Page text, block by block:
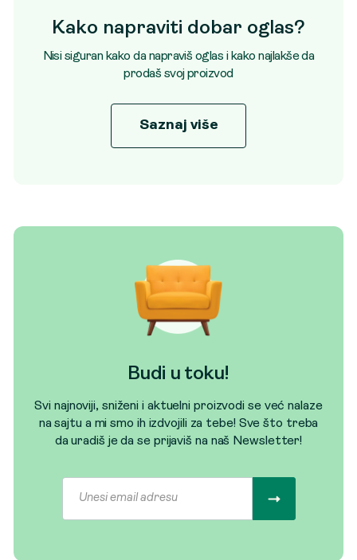
Kako napraviti dobar oglas?
Nisi siguran kako da napraviš oglas i kako najlakše da
prodaš svoj proizvod
Saznaj više
Budi u toku!
Svi najnoviji, sniženi i aktuelni proizvodi se već nalaze
na sajtu a mi smo ih izdvojili za tebe! Sve što treba
da uradiš je da se prijaviš na naš Newsletter!